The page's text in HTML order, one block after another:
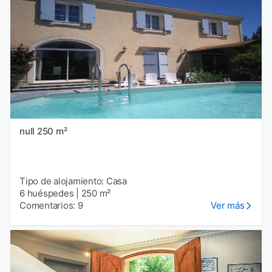
null 250 m²
Tipo de alojamiento: Casa
6 huéspedes
250 m²
Comentarios: 9
Ver más